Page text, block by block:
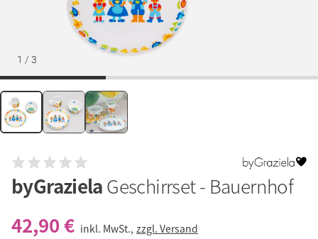
1 / 3
byGrazielaGeschirrset - Bauernhof
42,90 € inkl. MwSt., zzgl. Versand